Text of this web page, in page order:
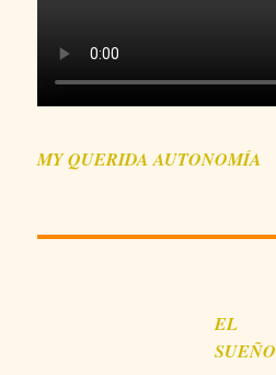
MY QUERIDA AUTONOMÍA
EL
SUEÑO